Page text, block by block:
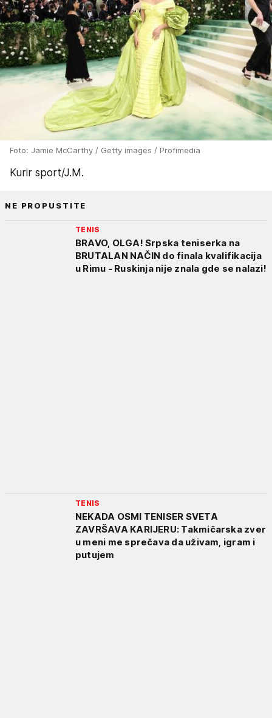
Foto: Jamie McCarthy / Getty images / Profimedia
Kurir sport/J.M.
NE PROPUSTITE
TENIS
BRAVO, OLGA! Srpska teniserka na
BRUTALAN NAČIN do finala kvalifikacija
u Rimu - Ruskinja nije znala gde se nalazi!
TENIS
NEKADA OSMI TENISER SVETA
ZAVRŠAVA KARIJERU: Takmičarska zver
u meni me sprečava da uživam, igram i
putujem